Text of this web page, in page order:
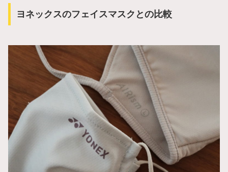
ヨネックスのフェイスマスクとの比較